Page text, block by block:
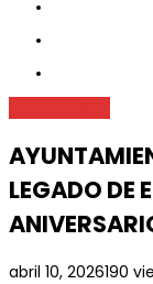
LEGADO DE
abril 10, 2026190